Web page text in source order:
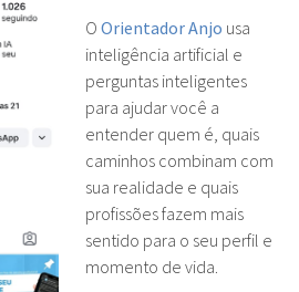
O Orientador Anjo usa
inteligência artificial e
perguntas inteligentes
para ajudar você a
entender quem é, quais
caminhos combinam com
sua realidade e quais
profissões fazem mais
sentido para o seu perfil e
momento de vida.